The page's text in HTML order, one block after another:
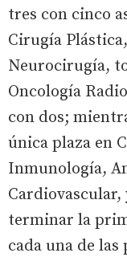
tres con cinco
Cirugía
Neurocirugía,
Oncología
con dos;
única plaza en
Inmunología,
terminar la
cada una de